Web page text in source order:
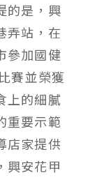
的是，興
弄站，在
參加國健
賽並榮獲
上的細膩
重要示範
店家提供
興安花甲